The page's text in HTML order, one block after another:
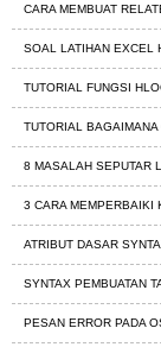
CARA MEMBUAT
SOAL LATIHAN EXCEL
TUTORIAL FUNGSI
TUTORIAL BAGAIMANA
8 MASALAH SEPUTAR
3 CARA MEMPERBAIKI
ATRIBUT DASAR
SYNTAX PEMBUATAN
PESAN ERROR PADA